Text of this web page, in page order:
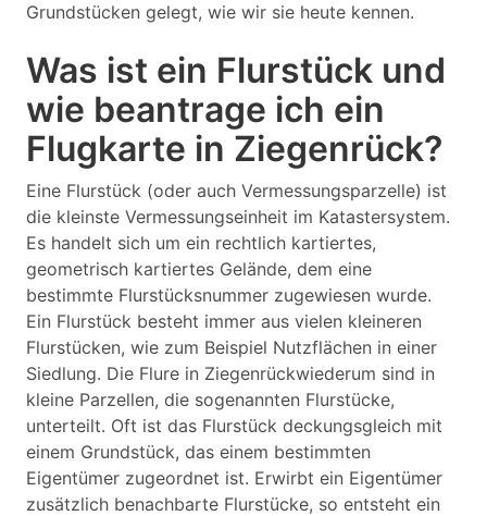
Grundstücken gelegt, wie wir sie heute kennen.
Was ist ein Flurstück und
wie beantrage ich ein
Flugkarte in Ziegenrück?
Eine Flurstück (oder auch Vermessungsparzelle) ist
die kleinste Vermessungseinheit im Katastersystem.
Es handelt sich um ein rechtlich kartiertes,
geometrisch kartiertes Gelände, dem eine
bestimmte Flurstücksnummer zugewiesen wurde.
Ein Flurstück besteht immer aus vielen kleineren
Flurstücken, wie zum Beispiel Nutzflächen in einer
Siedlung. Die Flure in Ziegenrückwiederum sind in
kleine Parzellen, die sogenannten Flurstücke,
unterteilt. Oft ist das Flurstück deckungsgleich mit
einem Grundstück, das einem bestimmten
Eigentümer zugeordnet ist. Erwirbt ein Eigentümer
zusätzlich benachbarte Flurstücke, so entsteht ein